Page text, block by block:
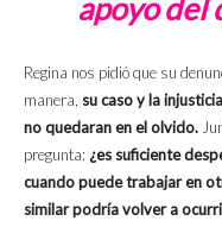
apoyo del
Regina nos pidió que su
manera, su caso y la
no quedaran en el olvido.
pregunta: ¿es suficiente
cuando puede trabajar en
similar podría volver a